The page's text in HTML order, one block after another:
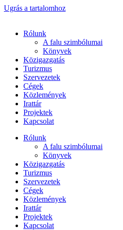
Ugrás a tartalomhoz
Rólunk
A falu szimbólumai
Könyvek
Közigazgatás
Turizmus
Szervezetek
Cégek
Közlemények
Irattár
Projektek
Kapcsolat
Rólunk
A falu szimbólumai
Könyvek
Közigazgatás
Turizmus
Szervezetek
Cégek
Közlemények
Irattár
Projektek
Kapcsolat